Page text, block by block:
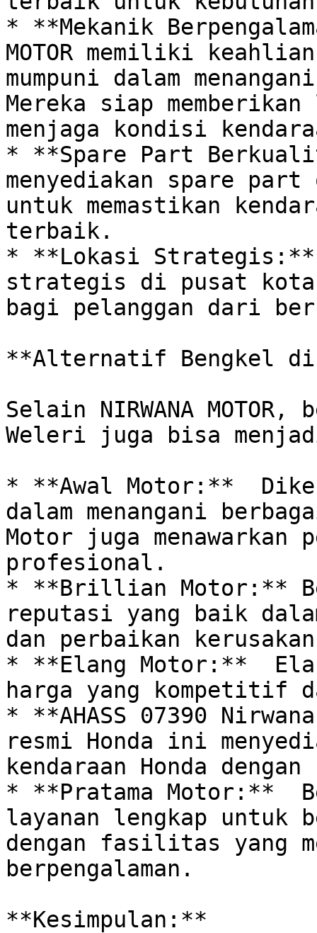
* **Mekanik
MOTOR memiliki
mumpuni dalam
Mereka siap
menjaga kondisi
* **Spare Part
menyediakan spare
untuk memastikan
terbaik.
* **Lokasi Strategis:**
strategis di pusat kota
bagi pelanggan dari
**Alternatif Bengkel
Selain NIRWANA
Weleri juga bisa
* **Awal Motor:**
dalam menangani
Motor juga menawarkan
profesional.
* **Brillian Motor:**
reputasi yang baik
dan perbaikan
* **Elang Motor:**
harga yang kompetitif
* **AHASS 07390
resmi Honda ini
kendaraan Honda
* **Pratama Motor:**
layanan lengkap untuk
dengan fasilitas yang
berpengalaman.
**Kesimpulan:**